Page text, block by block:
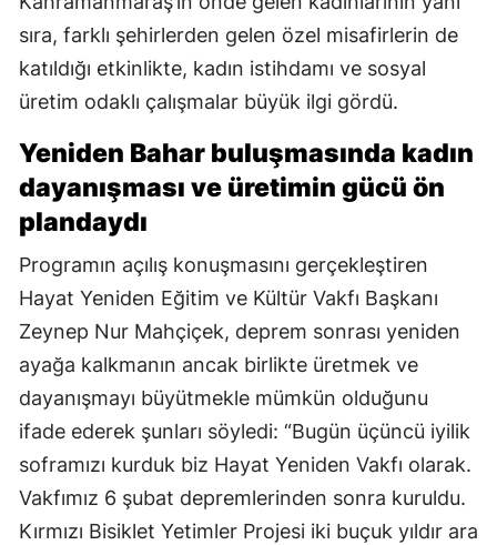
sıra, farklı şehirlerden gelen özel misafirlerin de
katıldığı etkinlikte, kadın istihdamı ve sosyal
üretim odaklı çalışmalar büyük ilgi gördü.
Yeniden Bahar buluşmasında kadın
dayanışması ve üretimin gücü ön
plandaydı
Programın açılış konuşmasını gerçekleştiren
Hayat Yeniden Eğitim ve Kültür Vakfı Başkanı
Zeynep Nur Mahçiçek, deprem sonrası yeniden
ayağa kalkmanın ancak birlikte üretmek ve
dayanışmayı büyütmekle mümkün olduğunu
ifade ederek şunları söyledi: “Bugün üçüncü iyilik
soframızı kurduk biz Hayat Yeniden Vakfı olarak.
Vakfımız 6 şubat depremlerinden sonra kuruldu.
Kırmızı Bisiklet Yetimler Projesi iki buçuk yıldır ara